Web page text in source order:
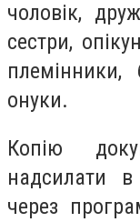
чоловік,
сестри,
племінники,
онуки.
Копію
надсилати
через